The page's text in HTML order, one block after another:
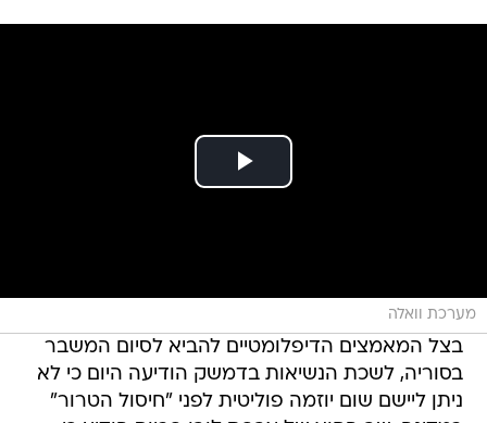
מערכת וואלה
בצל המאמצים הדיפלומטיים להביא לסיום המשבר
בסוריה, לשכת הנשיאות בדמשק הודיעה היום כי לא
ניתן ליישם שום יוזמה פוליטית לפני "חיסול הטרור"